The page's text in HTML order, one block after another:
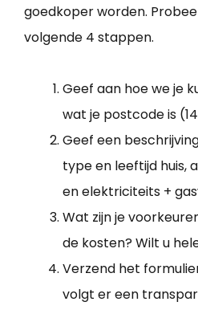
goedkoper worden.
volgende 4 stappen.
Geef aan hoe we je
wat je postcode is
Geef een
type en leeftijd huis,
en elektriciteits +
Wat zijn je
de kosten? Wilt u
Verzend het
volgt er een